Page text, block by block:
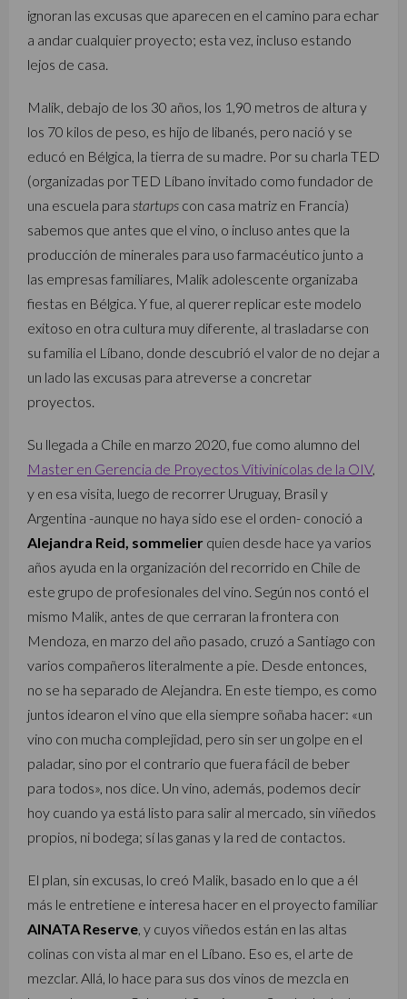
ignoran las excusas que aparecen en el camino para echar
a andar cualquier proyecto; esta vez, incluso estando
lejos de casa.
Malik, debajo de los 30 años, los 1,90 metros de altura y
los 70 kilos de peso, es hijo de libanés, pero nació y se
educó en Bélgica, la tierra de su madre. Por su charla TED
(organizadas por TED Líbano invitado como fundador de
una escuela para startups con casa matriz en Francia)
sabemos que antes que el vino, o incluso antes que la
producción de minerales para uso farmacéutico junto a
las empresas familiares, Malik adolescente organizaba
fiestas en Bélgica. Y fue, al querer replicar este modelo
exitoso en otra cultura muy diferente, al trasladarse con
su familia el Líbano, donde descubrió el valor de no dejar a
un lado las excusas para atreverse a concretar
proyectos.
Su llegada a Chile en marzo 2020, fue como alumno del
Master en Gerencia de Proyectos Vitivinícolas de la OIV,
y en esa visita, luego de recorrer Uruguay, Brasil y
Argentina -aunque no haya sido ese el orden- conoció a
Alejandra Reid, sommelier quien desde hace ya varios
años ayuda en la organización del recorrido en Chile de
este grupo de profesionales del vino. Según nos contó el
mismo Malik, antes de que cerraran la frontera con
Mendoza, en marzo del año pasado, cruzó a Santiago con
varios compañeros literalmente a pie. Desde entonces,
no se ha separado de Alejandra. En este tiempo, es como
juntos idearon el vino que ella siempre soñaba hacer: «un
vino con mucha complejidad, pero sin ser un golpe en el
paladar, sino por el contrario que fuera fácil de beber
para todos», nos dice. Un vino, además, podemos decir
hoy cuando ya está listo para salir al mercado, sin viñedos
propios, ni bodega; sí las ganas y la red de contactos.
El plan, sin excusas, lo creó Malik, basado en lo que a él
más le entretiene e interesa hacer en el proyecto familiar
AINATA Reserve , y cuyos viñedos están en las altas
colinas con vista al mar en el Líbano. Eso es, el arte de
mezclar. Allá, lo hace para sus dos vinos de mezcla en